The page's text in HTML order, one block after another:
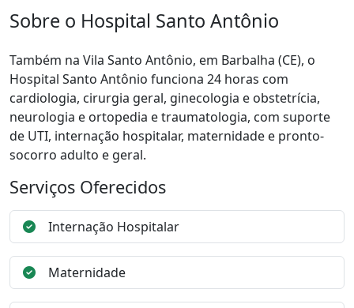
Sobre o Hospital Santo Antônio
Também na Vila Santo Antônio, em Barbalha (CE), o
Hospital Santo Antônio funciona 24 horas com
cardiologia, cirurgia geral, ginecologia e obstetrícia,
neurologia e ortopedia e traumatologia, com suporte
de UTI, internação hospitalar, maternidade e pronto-
socorro adulto e geral.
Serviços Oferecidos
Internação Hospitalar
Maternidade